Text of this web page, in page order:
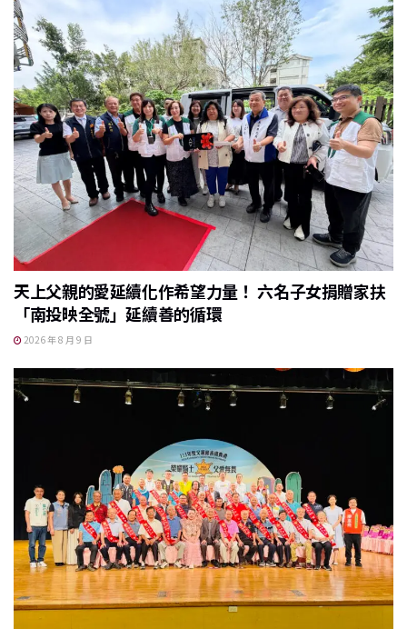
天上父親的愛延續化作希望力量！ 六名子女捐贈家扶
「南投映全號」延續善的循環
2026 年 8 月 9 日